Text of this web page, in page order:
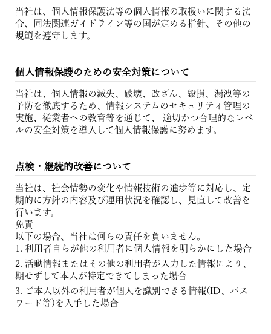
当社は、個人情報保護法等の個人情報の取扱いに関する法
令、同法関連ガイドライン等の国が定める指針、その他の
規範を遵守します。
個人情報保護のための安全対策について
当社は、個人情報の滅失、破壊、改ざん、毀損、漏洩等の
予防を徹底するため、情報システムのセキュリティ管理の
実施、従業者への教育等を通じて、 適切かつ合理的なレベ
ルの安全対策を導入して個人情報保護に努めます。
点検・継続的改善について
当社は、社会情勢の変化や情報技術の進歩等に対応し、定
期的に方針の内容及び運用状況を確認し、見直して改善を
行います。
免責
以下の場合、当社は何らの責任を負いません。
利用者自らが他の利用者に個人情報を明らかにした場合
活動情報またはその他の利用者が入力した情報により、
期せずして本人が特定できてしまった場合
ご本人以外の利用者が個人を識別できる情報(ID、パス
ワード等)を入手した場合